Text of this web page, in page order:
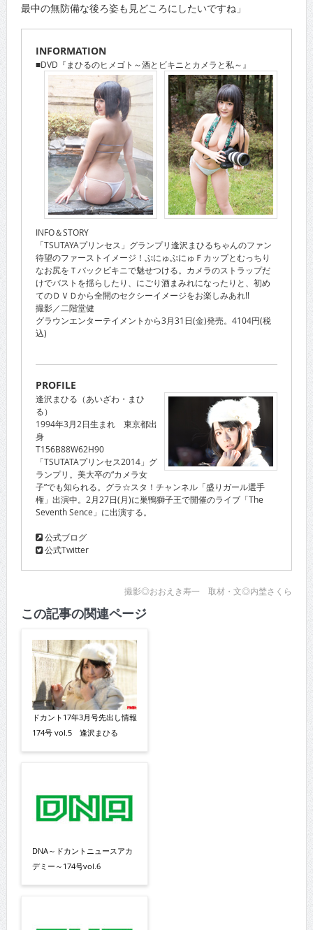
最中の無防備な後ろ姿も見どころにしたいですね」
INFORMATION
■DVD『まひるのヒメゴト～酒とビキニとカメラと私～』
INFO＆STORY
「TSUTAYAプリンセス」グランプリ逢沢まひるちゃんのファン
待望のファーストイメージ！ぷにゅぷにゅＦカップとむっちり
なお尻をＴバックビキニで魅せつける。カメラのストラップだ
けでバストを揺らしたり、にごり酒まみれになったりと、初め
てのＤＶＤから全開のセクシーイメージをお楽しみあれ!!
撮影／二階堂健
グラウンエンターテイメントから3月31日(金)発売。4104円(税
込)
PROFILE
逢沢まひる（あいざわ・まひ
る）
1994年3月2日生まれ 東京都出
身
T156B88W62H90
「TSUTATAプリンセス2014」グ
ランプリ。美大卒の“カメラ女
子”でも知られる。グラ☆スタ！チャンネル「盛りガール選手
権」出演中。2月27日(月)に巣鴨獅子王で開催のライブ「The
Seventh Sence」に出演する。
公式ブログ
公式Twitter
撮影◎おおえき寿一 取材・文◎内埜さくら
この記事の関連ページ
ドカント17年3月号先出し情報
174号 vol.5 逢沢まひる
DNA～ドカントニュースアカ
デミー～174号vol.6